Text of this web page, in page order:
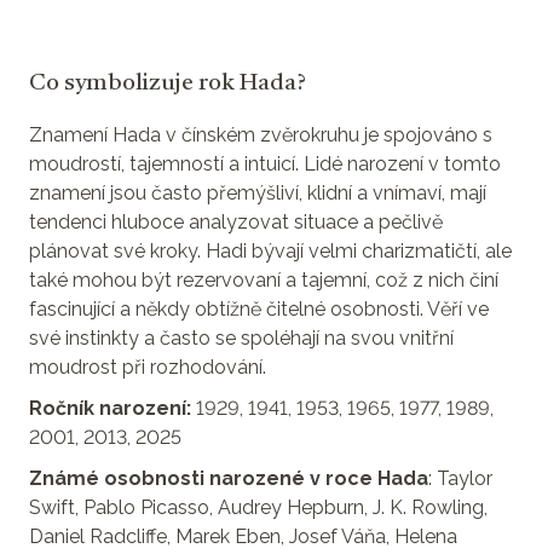
Co symbolizuje rok Hada?
Znamení Hada v čínském zvěrokruhu je spojováno s
moudrostí, tajemností a intuicí. Lidé narození v tomto
znamení jsou často přemýšliví, klidní a vnímaví, mají
tendenci hluboce analyzovat situace a pečlivě
plánovat své kroky. Hadi bývají velmi charizmatičtí, ale
také mohou být rezervovaní a tajemní, což z nich činí
fascinující a někdy obtížně čitelné osobnosti. Věří ve
své instinkty a často se spoléhají na svou vnitřní
moudrost při rozhodování.
Ročník narození: 1929, 1941, 1953, 1965, 1977, 1989,
2001, 2013, 2025
Známé osobnosti narozené v roce Hada: Taylor
Swift, Pablo Picasso, Audrey Hepburn, J. K. Rowling,
Daniel Radcliffe, Marek Eben, Josef Váňa, Helena